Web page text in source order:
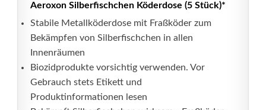
Aeroxon Silberfischchen Köderdose (5 Stück)*
Stabile Metallköderdose mit Fraßköder zum
Bekämpfen von Silberfischchen in allen
Innenräumen
Biozidprodukte vorsichtig verwenden. Vor
Gebrauch stets Etikett und
Produktinformationen lesen